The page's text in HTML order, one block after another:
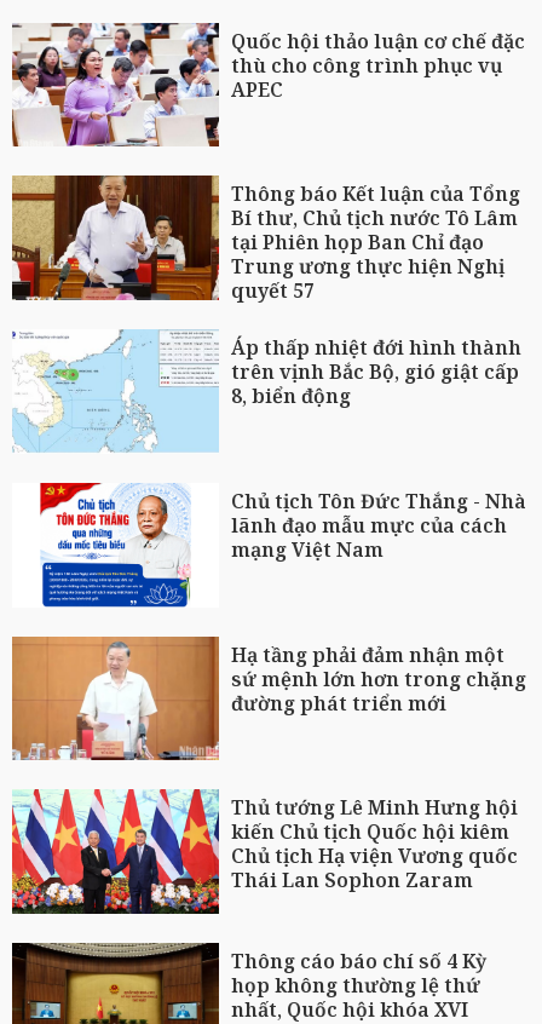
Quốc hội thảo luận cơ chế đặc
thù cho công trình phục vụ
APEC
Thông báo Kết luận của Tổng
Bí thư, Chủ tịch nước Tô Lâm
tại Phiên họp Ban Chỉ đạo
Trung ương thực hiện Nghị
quyết 57
Áp thấp nhiệt đới hình thành
trên vịnh Bắc Bộ, gió giật cấp
8, biển động
Chủ tịch Tôn Đức Thắng - Nhà
lãnh đạo mẫu mực của cách
mạng Việt Nam
Hạ tầng phải đảm nhận một
sứ mệnh lớn hơn trong chặng
đường phát triển mới
Thủ tướng Lê Minh Hưng hội
kiến Chủ tịch Quốc hội kiêm
Chủ tịch Hạ viện Vương quốc
Thái Lan Sophon Zaram
Thông cáo báo chí số 4 Kỳ
họp không thường lệ thứ
nhất, Quốc hội khóa XVI